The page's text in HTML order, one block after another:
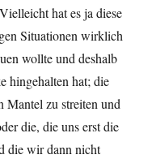
hat es ja diese
Situationen wirklich
wollte und deshalb
hingehalten hat; die
Mantel zu streiten und
die, die uns erst die
die wir dann nicht